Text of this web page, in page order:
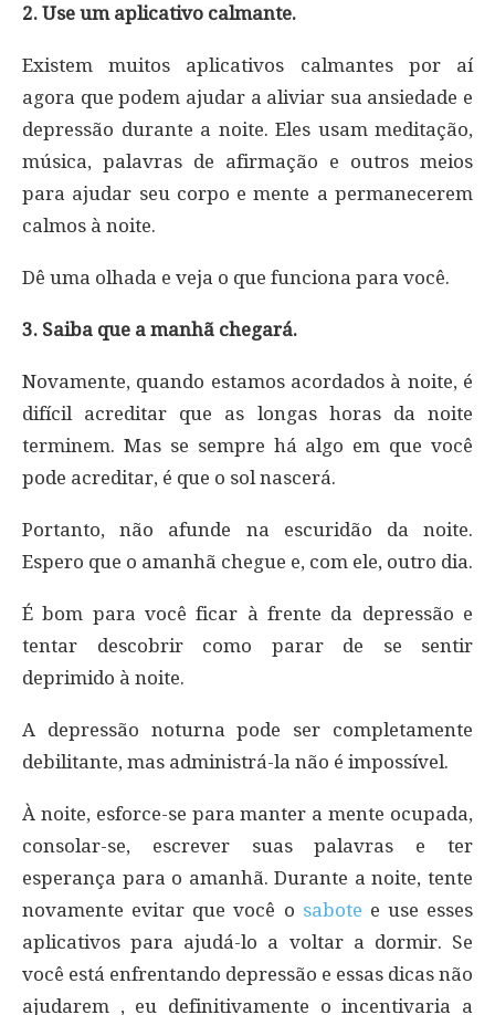
2. Use um aplicativo calmante.
Existem muitos aplicativos calmantes por aí
agora que podem ajudar a aliviar sua ansiedade e
depressão durante a noite. Eles usam meditação,
música, palavras de afirmação e outros meios
para ajudar seu corpo e mente a permanecerem
calmos à noite.
Dê uma olhada e veja o que funciona para você.
3. Saiba que a manhã chegará.
Novamente, quando estamos acordados à noite, é
difícil acreditar que as longas horas da noite
terminem. Mas se sempre há algo em que você
pode acreditar, é que o sol nascerá.
Portanto, não afunde na escuridão da noite.
Espero que o amanhã chegue e, com ele, outro dia.
É bom para você ficar à frente da depressão e
tentar descobrir como parar de se sentir
deprimido à noite.
A depressão noturna pode ser completamente
debilitante, mas administrá-la não é impossível.
À noite, esforce-se para manter a mente ocupada,
consolar-se, escrever suas palavras e ter
esperança para o amanhã. Durante a noite, tente
novamente evitar que você o sabote e use esses
aplicativos para ajudá-lo a voltar a dormir. Se
você está enfrentando depressão e essas dicas não
ajudarem , eu definitivamente o incentivaria a